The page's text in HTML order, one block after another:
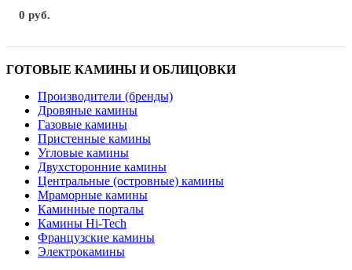
0 руб.
ГОТОВЫЕ КАМИНЫ И ОБЛИЦОВКИ
Производители (бренды)
Дровяные камины
Газовые камины
Пристенные камины
Угловые камины
Двухсторонние камины
Центральные (островные) камины
Мраморные камины
Каминные порталы
Камины Hi-Tech
Французские камины
Электрокамины